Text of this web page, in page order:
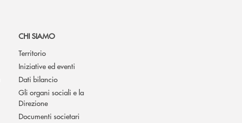
CHI SIAMO
Territorio
Iniziative ed eventi
Dati bilancio
Gli organi sociali e la
Direzione
Documenti societari